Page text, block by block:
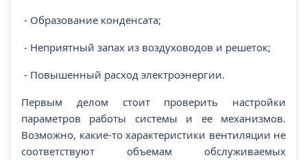
- Образование конденсата;
- Неприятный запах из воздуховодов и решеток;
- Повышенный расход электроэнергии.
Первым делом стоит проверить настройки
параметров работы системы и ее механизмов.
Возможно, какие-то характеристики вентиляции не
соответствуют объемам обслуживаемых